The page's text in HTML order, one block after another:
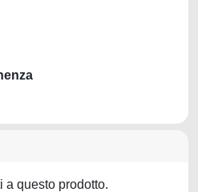
a questo prodotto.